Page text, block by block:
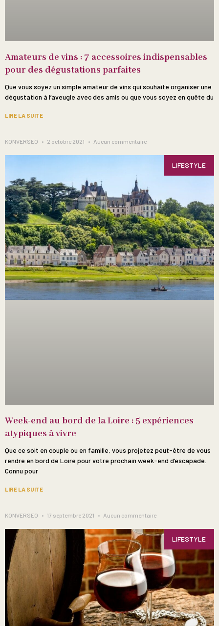
Amateurs de vins : 7 accessoires indispensables
pour des dégustations parfaites
Que vous soyez un simple amateur de vins qui souhaite organiser une
dégustation à l’aveugle avec des amis ou que vous soyez en quête du
LIRE LA SUITE
KONVERSEO 2 octobre 2021 Aucun commentaire
LIFESTYLE
Week-end au bord de la Loire : 5 expériences
atypiques à vivre
Que ce soit en couple ou en famille, vous projetez peut-être de vous
rendre en bord de Loire pour votre prochain week-end d’escapade.
Connu pour
LIRE LA SUITE
KONVERSEO 17 septembre 2021 Aucun commentaire
LIFESTYLE